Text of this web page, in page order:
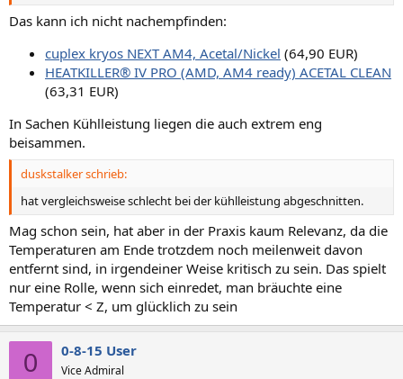
Das kann ich nicht nachempfinden:
cuplex kryos NEXT AM4, Acetal/Nickel (64,90 EUR)
HEATKILLER® IV PRO (AMD, AM4 ready) ACETAL CLEAN
(63,31 EUR)
In Sachen Kühlleistung liegen die auch extrem eng
beisammen.
duskstalker schrieb:
hat vergleichsweise schlecht bei der kühlleistung abgeschnitten.
Mag schon sein, hat aber in der Praxis kaum Relevanz, da die
Temperaturen am Ende trotzdem noch meilenweit davon
entfernt sind, in irgendeiner Weise kritisch zu sein. Das spielt
nur eine Rolle, wenn sich einredet, man bräuchte eine
Temperatur < Z, um glücklich zu sein
0 0-8-15 User
Vice Admiral